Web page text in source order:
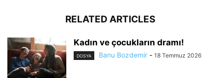
RELATED ARTICLES
Kadın ve çocukların dramı!
DOSYA Banu Bozdemir - 18 Temmuz 2026